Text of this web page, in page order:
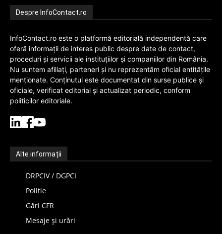
Despre InfoContact.ro
InfoContact.ro este o platformă editorială independentă care
oferă informații de interes public despre date de contact,
proceduri și servicii ale instituțiilor și companiilor din România.
Nu suntem afiliați, parteneri și nu reprezentăm oficial entitățile
menționate. Conținutul este documentat din surse publice și
oficiale, verificat editorial și actualizat periodic, conform
politicilor editoriale.
Alte informații
DRPCIV / DGPCI
Politie
Gări CFR
Mesaje și urări